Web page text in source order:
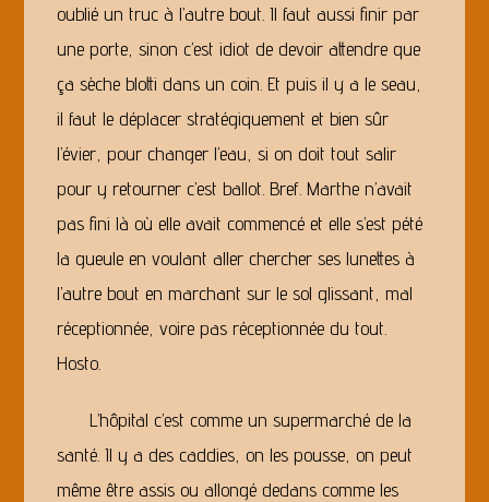
oublié un truc à l’autre bout. Il faut aussi finir par
une porte, sinon c’est idiot de devoir attendre que
ça sèche blotti dans un coin. Et puis il y a le seau,
il faut le déplacer stratégiquement et bien sûr
l’évier, pour changer l’eau, si on doit tout salir
pour y retourner c’est ballot. Bref. Marthe n’avait
pas fini là où elle avait commencé et elle s’est pété
la gueule en voulant aller chercher ses lunettes à
l’autre bout en marchant sur le sol glissant, mal
réceptionnée, voire pas réceptionnée du tout.
Hosto.
L’hôpital c’est comme un supermarché de la
santé. Il y a des caddies, on les pousse, on peut
même être assis ou allongé dedans comme les